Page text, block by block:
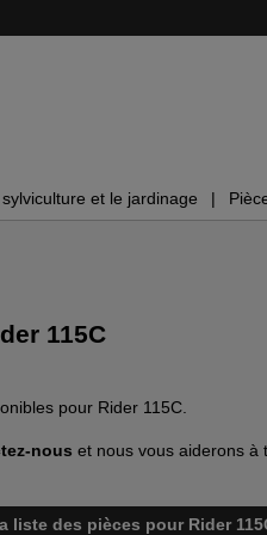
et le jardinage
115C
pour Rider 115C.
nous et nous vous aiderons à
liste des pièces pour Rider